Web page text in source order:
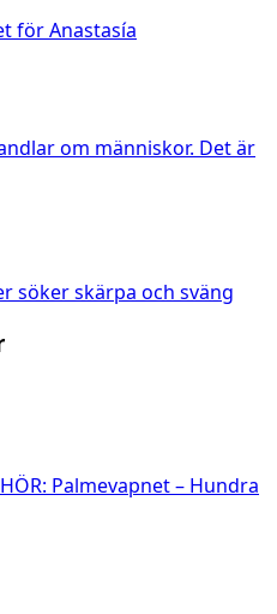
för Anastasía
om människor. Det är
söker skärpa och sväng
Palmevapnet – Hundra